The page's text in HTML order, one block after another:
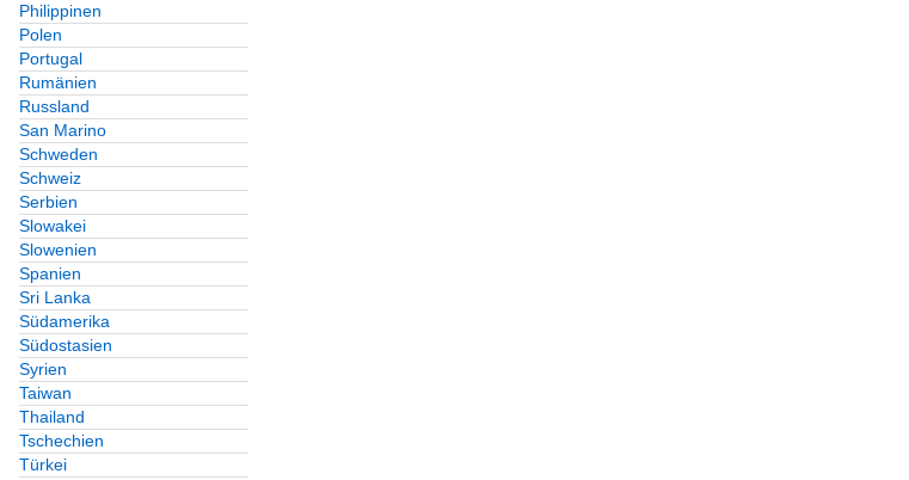
Philippinen
Polen
Portugal
Rumänien
Russland
San Marino
Schweden
Schweiz
Serbien
Slowakei
Slowenien
Spanien
Sri Lanka
Südamerika
Südostasien
Syrien
Taiwan
Thailand
Tschechien
Türkei